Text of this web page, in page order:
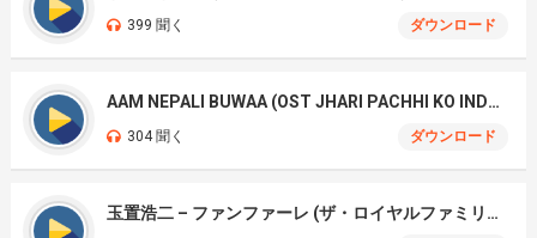
399 聞く ダウンロード
AAM NEPALI BUWAA (OST JHARI PACHHI KO INDRENI)
304 聞く ダウンロード
玉置浩二 – ファンファーレ (ザ・ロイヤルファミリー)